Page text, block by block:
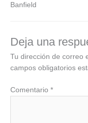
Banfield
Deja una
Tu dirección de correo
campos obligatorios
Comentario *